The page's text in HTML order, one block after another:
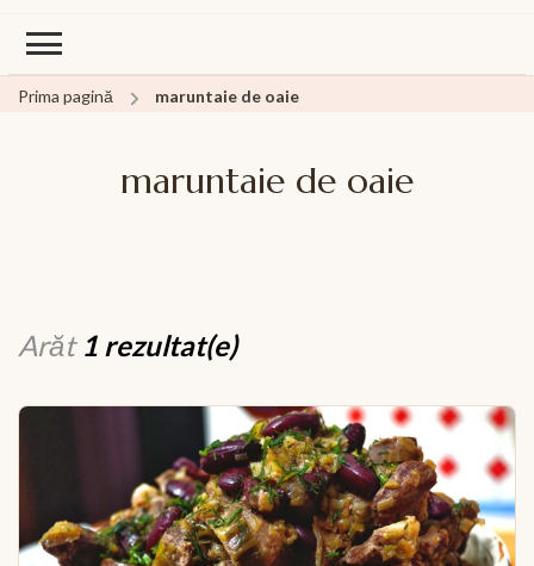
Prima pagină maruntaie de oaie
maruntaie de oaie
Arăt 1 rezultat(e)